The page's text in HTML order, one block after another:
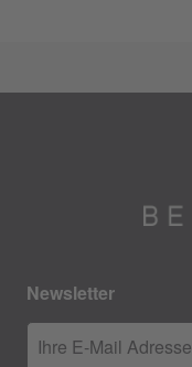
Newsletter
Ihre E-Mail Adresse